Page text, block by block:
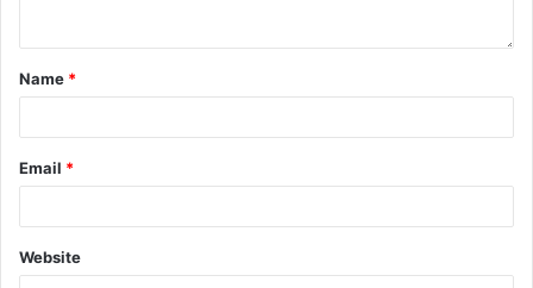
Name *
Email *
Website